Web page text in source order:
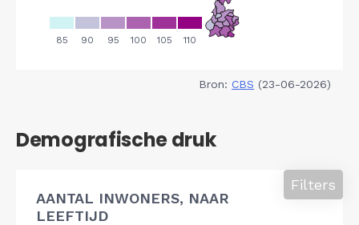
Bron: CBS (23-06-2026)
Demografische druk
AANTAL INWONERS, NAAR
LEEFTIJD
Filters